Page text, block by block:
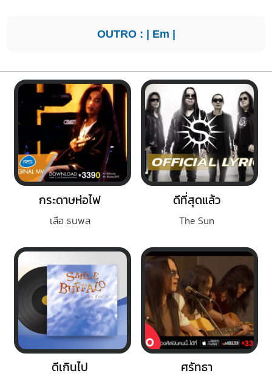
OUTRO : | Em |
กระดาษห่อไฟ
เสือ ธนพล
ดีที่สุดแล้ว
The Sun
ดีเกินไป ศรัทธา